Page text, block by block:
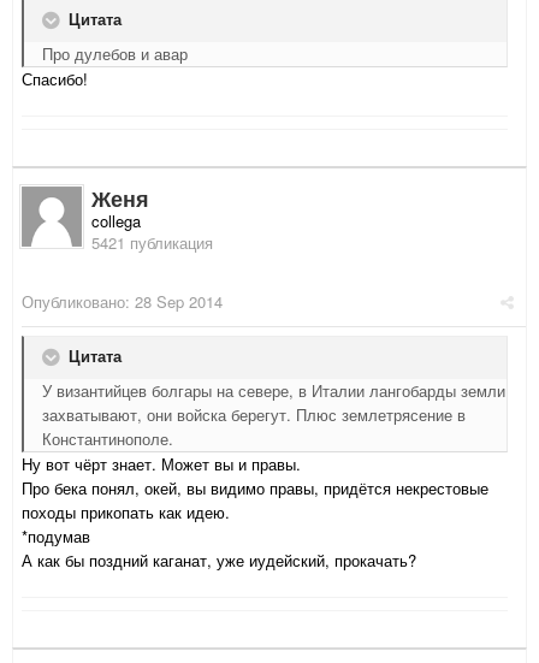
Цитата
Про дулебов и авар
Спасибо!
Женя
collega
5421 публикация
Опубликовано: 28 Sep 2014
Цитата
У византийцев болгары на севере, в Италии лангобарды земли
захватывают, они войска берегут. Плюс землетрясение в
Константинополе.
Ну вот чёрт знает. Может вы и правы.
Про бека понял, окей, вы видимо правы, придётся некрестовые
походы прикопать как идею.
*подумав
А как бы поздний каганат, уже иудейский, прокачать?